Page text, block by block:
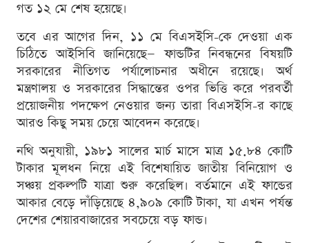
গত ১২ মে শেষ হয়েছে।
তবে এর আগের দিন, ১১ মে বিএসইসি-কে দেওয়া এক
চিঠিতে আইসিবি জানিয়েছে— ফান্ডটির নিবন্ধনের বিষয়টি
সরকারের নীতিগত পর্যালোচনার অধীনে রয়েছে। অর্থ
মন্ত্রণালয় ও সরকারের সিদ্ধান্তের ওপর ভিত্তি করে পরবর্তী
প্রয়োজনীয় পদক্ষেপ নেওয়ার জন্য তারা বিএসইসি-র কাছে
আরও কিছু সময় চেয়ে আবেদন করেছে।
নথি অনুযায়ী, ১৯৮১ সালের মার্চ মাসে মাত্র ১৫.৮৪ কোটি
টাকার মূলধন নিয়ে এই বিশেষায়িত জাতীয় বিনিয়োগ ও
সঞ্চয় প্রকল্পটি যাত্রা শুরু করেছিল। বর্তমানে এই ফান্ডের
আকার বেড়ে দাঁড়িয়েছে ৪,৯০৯ কোটি টাকা, যা এখন পর্যন্ত
দেশের শেয়ারবাজারের সবচেয়ে বড় ফান্ড।